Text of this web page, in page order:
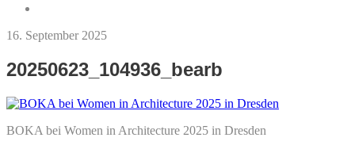
16. September 2025
20250623_104936_bearb
BOKA bei Women in Architecture 2025 in Dresden